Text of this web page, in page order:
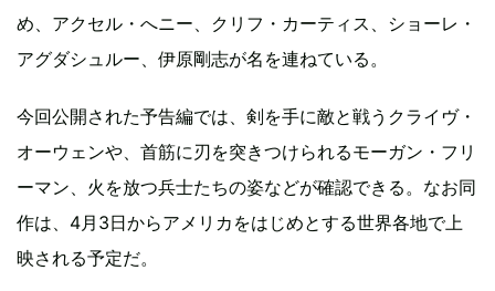
め、アクセル・へニー、クリフ・カーティス、ショーレ・
アグダシュルー、伊原剛志が名を連ねている。
今回公開された予告編では、剣を手に敵と戦うクライヴ・
オーウェンや、首筋に刃を突きつけられるモーガン・フリ
ーマン、火を放つ兵士たちの姿などが確認できる。なお同
作は、4月3日からアメリカをはじめとする世界各地で上
映される予定だ。